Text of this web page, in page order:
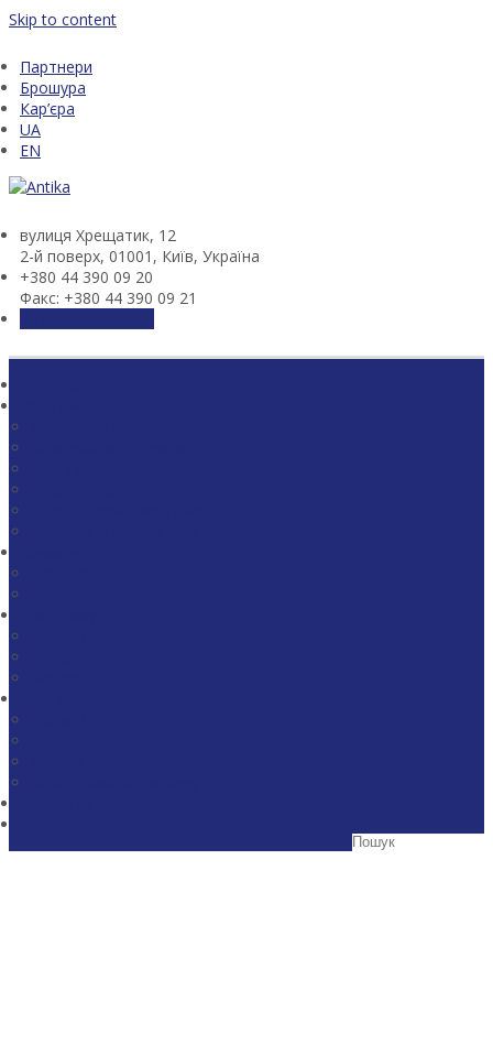
Skip to content
Партнери
Брошура
Кар’єра
UA
EN
вулиця Хрещатик, 12
2-й поверх, 01001, Київ, Україна
+380 44 390 09 20
Факс: +380 44 390 09 21